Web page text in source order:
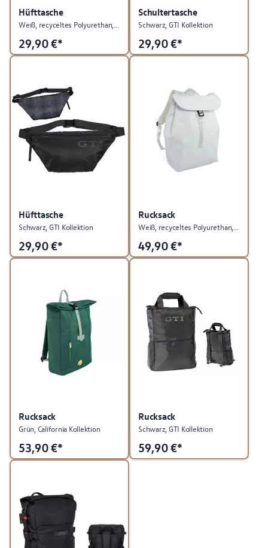
Hüfttasche
Weiß, recyceltes Polyurethan, ID. Kollektion
29,90€*
Schultertasche
Schwarz, GTI Kollektion
29,90€*
Hüfttasche
Schwarz, GTI Kollektion
29,90€*
Rucksack
49,90€*
Rucksack
Grün, California Kollektion
53,90€*
Rucksack
Schwarz, GTI Kollektion
59,90€*